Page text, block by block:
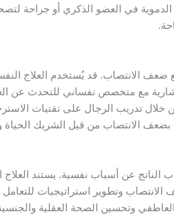
الدموية في العضو الذكري أو
مع ضعف الانتصاب. قد يُستخدم
مع متخصص نفساني للتحدث عن
خلال تدريب الرجال على تقنيات
الانتصاب من قبل الشريك الحياة
الناتج عن أسباب نفسية. يستند
وتطوير استراتيجيات
وتحسين الصحة العقلية والجنسية